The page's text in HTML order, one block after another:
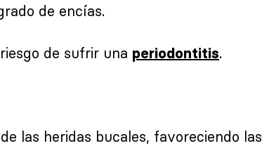
de encías.
de sufrir una periodontitis.
las heridas bucales, favoreciendo las